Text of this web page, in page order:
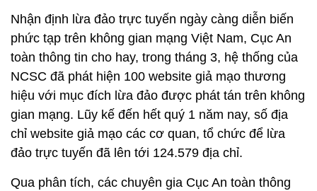
Nhận định lừa đảo trực tuyến ngày càng diễn biến
phức tạp trên không gian mạng Việt Nam, Cục An
toàn thông tin cho hay, trong tháng 3, hệ thống của
NCSC đã phát hiện 100 website giả mạo thương
hiệu với mục đích lừa đảo được phát tán trên không
gian mạng. Lũy kế đến hết quý 1 năm nay, số địa
chỉ website giả mạo các cơ quan, tổ chức để lừa
đảo trực tuyến đã lên tới 124.579 địa chỉ.
Qua phân tích, các chuyên gia Cục An toàn thông